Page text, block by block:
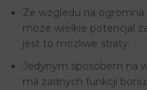
Ze wzgledu na
moze wielkie potencjal
jest to mozliwe straty.
Jedynym sposobem na
ma zadnych funkcji